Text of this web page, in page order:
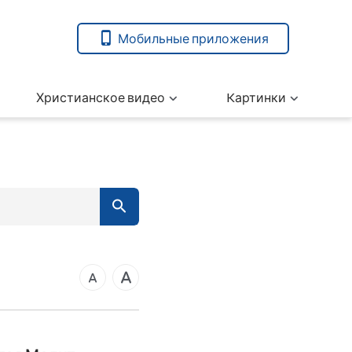
Мобильные приложения
Христианское видео Kартинки